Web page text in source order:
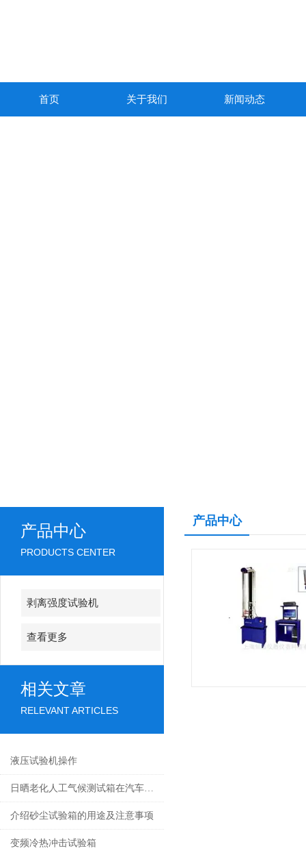
首页 关于我们 新闻动态
产品中心
PRODUCTS CENTER
剥离强度试验机
查看更多
相关文章
RELEVANT ARTICLES
液压试验机操作
日晒老化人工气候测试箱在汽车材料耐候性评估中的关键作用
介绍砂尘试验箱的用途及注意事项
变频冷热冲击试验箱
产品中心